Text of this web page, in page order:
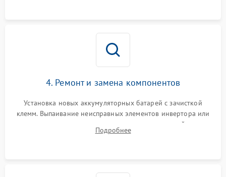
4. Ремонт и замена компонентов
Установка новых аккумуляторных батарей с зачисткой
клемм. Выпаивание неисправных элементов инвертора или
цепи зарядки и монтаж новых радиодеталей.
Восстановление поврежденных токоведущих дорожек и
Подробнее